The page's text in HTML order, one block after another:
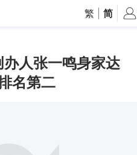
繁 简
人张一鸣身家达
名第二